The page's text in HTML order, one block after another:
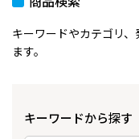
キーワードやカテゴリ
ます。
キーワードから探す